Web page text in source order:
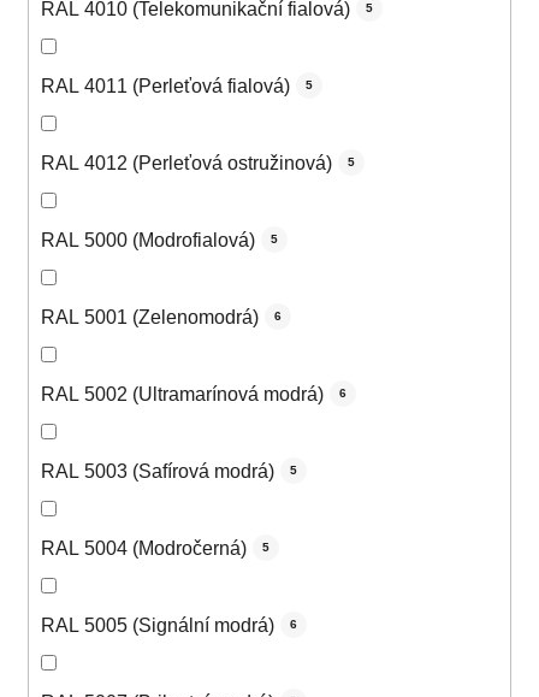
RAL 4010 (Telekomunikační fialová) 5
RAL 4011 (Perleťová fialová) 5
RAL 4012 (Perleťová ostružinová) 5
RAL 5000 (Modrofialová) 5
RAL 5001 (Zelenomodrá) 6
RAL 5002 (Ultramarínová modrá) 6
RAL 5003 (Safírová modrá) 5
RAL 5004 (Modročerná) 5
RAL 5005 (Signální modrá) 6